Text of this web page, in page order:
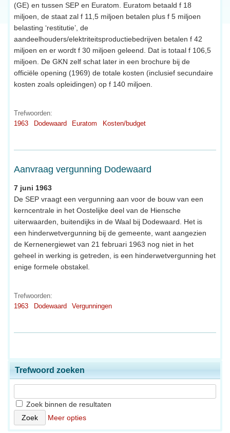
(GE) en tussen SEP en Euratom. Euratom betaald f 18
miljoen, de staat zal f 11,5 miljoen betalen plus f 5 miljoen
belasting ‘restitutie’, de
aandeelhouders/elektriteitsproductiebedrijven betalen f 42
miljoen en er wordt f 30 miljoen geleend. Dat is totaal f 106,5
miljoen. De GKN zelf schat later in een brochure bij de
officiële opening (1969) de totale kosten (inclusief secundaire
kosten zoals opleidingen) op f 140 miljoen.
Trefwoorden:
1963
Dodewaard Euratom Kosten/budget
Aanvraag vergunning Dodewaard
7 juni 1963
De SEP vraagt een vergunning aan voor de bouw van een
kerncentrale in het Oostelijke deel van de Hiensche
uiterwaarden, buitendijks in de Waal bij Dodewaard. Het is
een hinderwetvergunning bij de gemeente, want aangezien
de Kernenergiewet van 21 februari 1963 nog niet in het
geheel in werking is getreden, is een hinderwetvergunning het
enige formele obstakel.
Trefwoorden:
1963
Dodewaard Vergunningen
Trefwoord zoeken
Zoek binnen de resultaten
Meer opties